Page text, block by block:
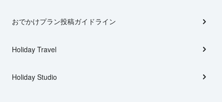
おでかけプラン投稿ガイドライン
Holiday Travel
Holiday Studio